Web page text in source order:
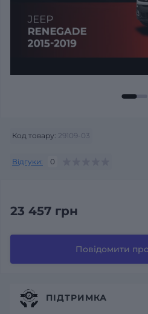
Код товару: 29109-03
Відгуки: 0
23 457 грн
Повідомити
ПІДТРИМКА